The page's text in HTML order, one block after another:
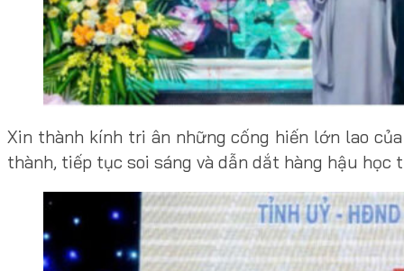
Xin thành kính tri ân những cống hiến lớn lao
thành, tiếp tục soi sáng và dẫn dắt hàng hậu